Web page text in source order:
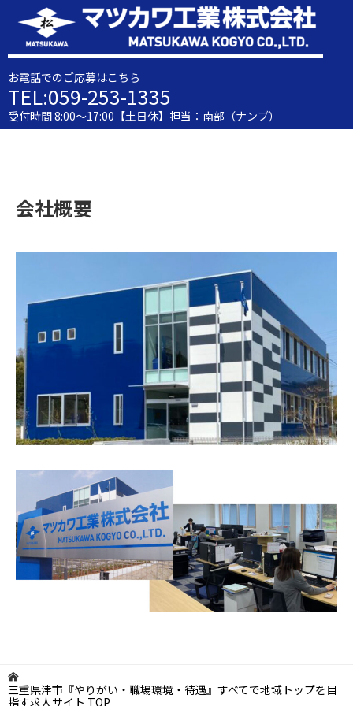
お電話でのご応募はこちら
TEL:059-253-1335
受付時間 8:00～17:00【土日休】担当：南部（ナンブ）
会社概要
三重県津市『やりがい・職場環境・待遇』すべてで地域トップを目
指す求人サイト TOP